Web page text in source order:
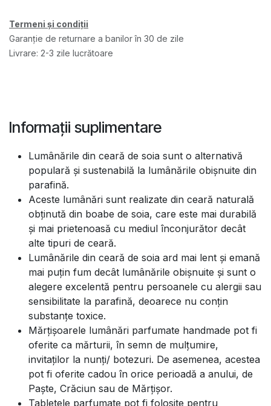
Termeni și condiții
Garanție de returnare a banilor în 30 de zile
Livrare: 2-3 zile lucrătoare
Informații suplimentare
Lumânările din ceară de soia sunt o alternativă
populară și sustenabilă la lumânările obișnuite din
parafină.
Aceste lumânări sunt realizate din ceară naturală
obținută din boabe de soia, care este mai durabilă
și mai prietenoasă cu mediul înconjurător decât
alte tipuri de ceară.
Lumânările din ceară de soia ard mai lent și emană
mai puțin fum decât lumânările obișnuite și sunt o
alegere excelentă pentru persoanele cu alergii sau
sensibilitate la parafină, deoarece nu conțin
substanțe toxice.
Mărțișoarele lumânări parfumate handmade pot fi
oferite ca mărturii, în semn de mulțumire,
invitaților la nunți/ botezuri. De asemenea, acestea
pot fi oferite cadou în orice perioadă a anului, de
Paște, Crăciun sau de Mărțișor.
Tabletele parfumate pot fi folosite pentru